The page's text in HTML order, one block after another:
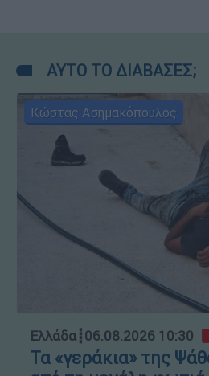
ΑΥΤΟ ΤΟ ΔΙΑΒΑΣΕΣ;
Κώστας Ασημακόπουλος
Ελλάδα┋06.08.2026 10:30
Τα «γεράκια» της